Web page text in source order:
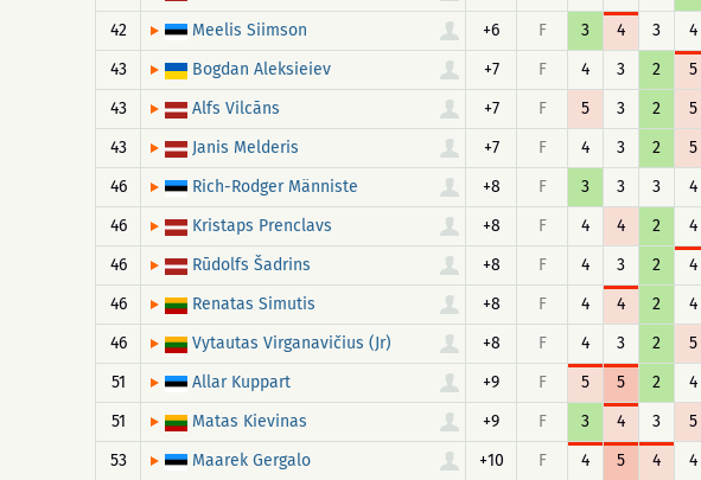
42
Meelis Siimson +6 F 3 4 3 4
43
Bogdan Aleksieiev +7 F 4 3 2 5
43
Alfs Vilcāns +7 F 5 3 2 5
43
Janis Melderis +7 F 4 3 2 5
46
Rich-Rodger Männiste +8 F 3 3 3 4
46
Kristaps Prenclavs +8 F 4 4 2 4
46
Rūdolfs Šadrins +8 F 4 3 2 4
46
Renatas Simutis +8 F 4 4 2 4
46
Vytautas Virganavičius (Jr) +8 F 4 3 2 5
51
Allar Kuppart +9 F 5 5 2 4
51
Matas Kievinas +9 F 3 4 3 5
53
Maarek Gergalo +10 F 4 5 4 4